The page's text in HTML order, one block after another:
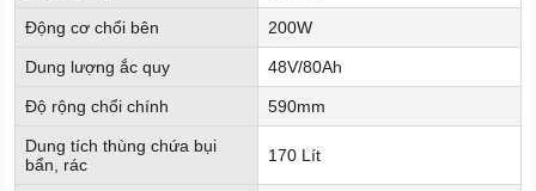
Động cơ chổi bên 200W
Dung lượng ắc quy 48V/80Ah
Độ rộng chổi chính 590mm
Dung tích thùng chứa bụi
bẩn, rác
170 Lít